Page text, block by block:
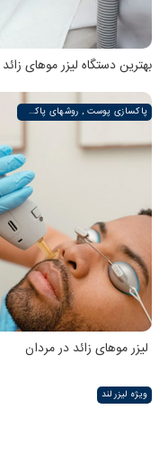
بهترین دستگاه لیزر موهای زائد
پاکسازی پوست , روشهای پاکسازی پوست صورت و دست , پاکسازی انواع مختلف پوست | لیزر لند
لیزر موهای زائد در مردان
ویژه لیزر لند